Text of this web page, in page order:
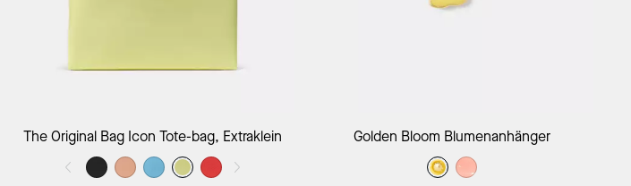
The Original Bag Icon Tote-bag, Extraklein Golden Bloom Blumenanhänger